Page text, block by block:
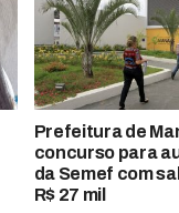
Prefeitura de
concurso para
da Semef com
R$ 27 mil